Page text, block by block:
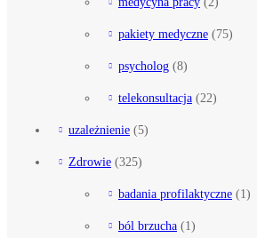
pakiety medyczne (75)
psycholog (8)
telekonsultacja (22)
uzależnienie (5)
Zdrowie (325)
badania profilaktyczne (1)
ból brzucha (1)